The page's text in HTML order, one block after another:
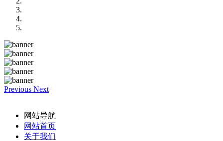
Previous Next
网站导航
网站首页
关于我们